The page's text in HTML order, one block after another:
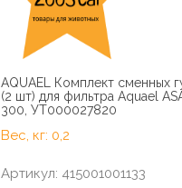
Royal Canin паучи RC
соусе для кастрированных
кошек 1-7лет (Sterilized)
40950008R040950008R1
кг 22794
AQUAEL Комплект сменных
(2 шт) для фильтра Aquael
300, УТ000027820
Вес, кг: 0,2
Артикул: 415001001133